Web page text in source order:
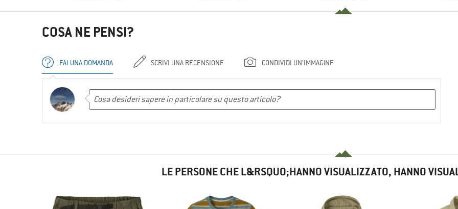
COSA NE PENSI?
FAI UNA DOMANDA SCRIVI UNA RECENSIONE CONDIVIDI UN'IMMAGINE
LE PERSONE CHE L&RSQUO;HANNO VISUALIZZATO, HANNO